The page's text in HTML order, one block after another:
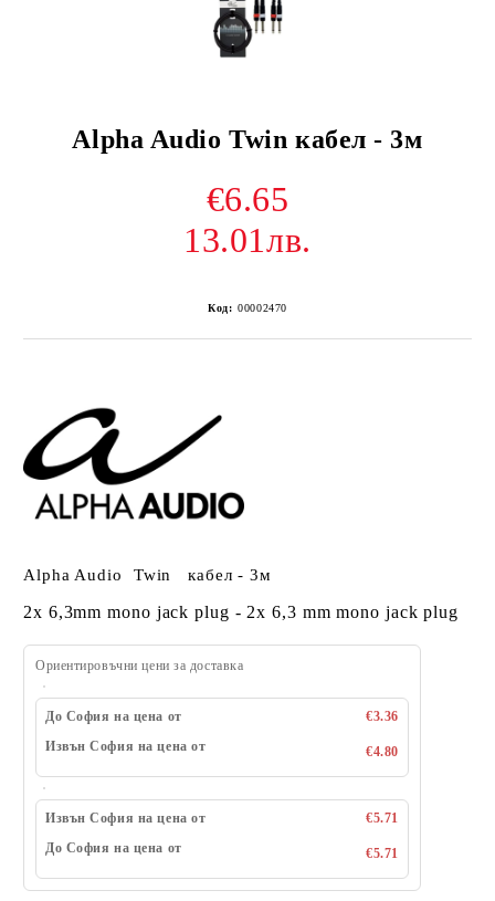
Alpha Audio Twin кабел - 3м
€6.65
13.01лв.
Код: 00002470
Alpha Audio Twin кабел - 3м
2x 6,3mm mono jack plug - 2x 6,3 mm mono jack plug
Ориентировъчни цени за доставка
До София на цена от
€3.36
Извън София на цена от
€4.80
Извън София на цена от
€5.71
До София на цена от
€5.71